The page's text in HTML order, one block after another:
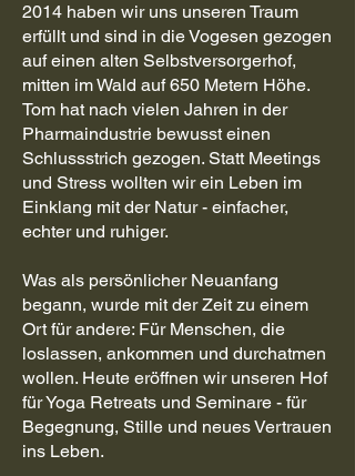
2014 haben wir uns unseren Traum
erfüllt und sind in die Vogesen gezogen
auf einen alten Selbstversorgerhof,
mitten im Wald auf 650 Metern Höhe.
Tom hat nach vielen Jahren in der
Pharmaindustrie bewusst einen
Schlussstrich gezogen. Statt Meetings
und Stress wollten wir ein Leben im
Einklang mit der Natur - einfacher,
echter und ruhiger.
Was als persönlicher Neuanfang
begann, wurde mit der Zeit zu einem
Ort für andere: Für Menschen, die
loslassen, ankommen und durchatmen
wollen. Heute eröffnen wir unseren Hof
für Yoga Retreats und Seminare - für
Begegnung, Stille und neues Vertrauen
ins Leben.